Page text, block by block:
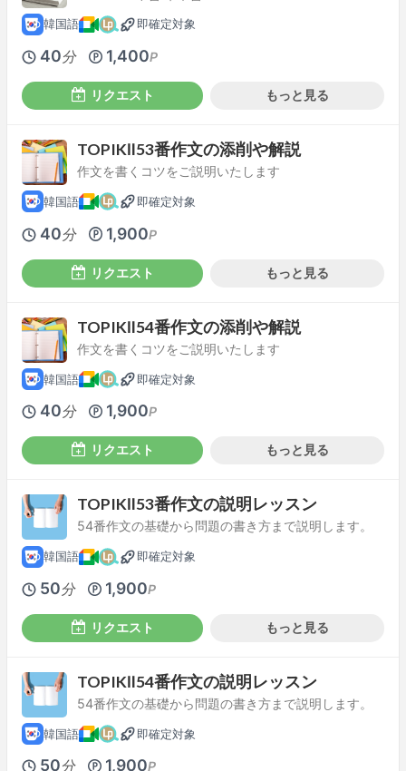
韓国語 即確定対象
40分 1,400P
リクエスト もっと見る
TOPIKⅡ53番作文の添削や解説
作文を書くコツをご説明いたします
韓国語 即確定対象
40分 1,900P
リクエスト もっと見る
TOPIKⅡ54番作文の添削や解説
作文を書くコツをご説明いたします
韓国語 即確定対象
40分 1,900P
リクエスト もっと見る
TOPIKⅡ53番作文の説明レッスン
54番作文の基礎から問題の書き方まで説明します。
韓国語 即確定対象
50分 1,900P
リクエスト もっと見る
TOPIKⅡ54番作文の説明レッスン
54番作文の基礎から問題の書き方まで説明します。
韓国語 即確定対象
50分 1,900P